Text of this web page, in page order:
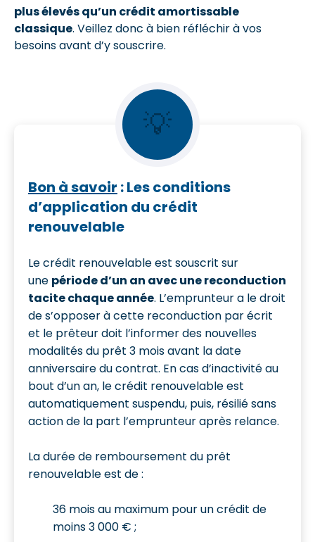
plus élevés qu’un crédit amortissable
classique. Veillez donc à bien réfléchir à vos
besoins avant d’y souscrire.
💡
Bon à savoir : Les conditions
d’application du crédit
renouvelable
Le crédit renouvelable est souscrit sur
une période d’un an avec une reconduction
tacite chaque année. L’emprunteur a le droit
de s’opposer à cette reconduction par écrit
et le prêteur doit l’informer des nouvelles
modalités du prêt 3 mois avant la date
anniversaire du contrat. En cas d’inactivité au
bout d’un an, le crédit renouvelable est
automatiquement suspendu, puis, résilié sans
action de la part l’emprunteur après relance.
La durée de remboursement du prêt
renouvelable est de :
36 mois au maximum pour un crédit de
moins 3 000 € ;